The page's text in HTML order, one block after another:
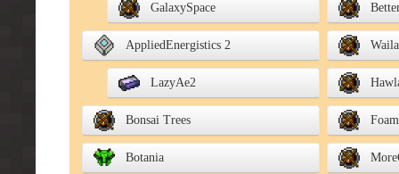
GalaxySpace
AppliedEnergistics 2
LazyAe2
Bonsai Trees
Botania
Waila